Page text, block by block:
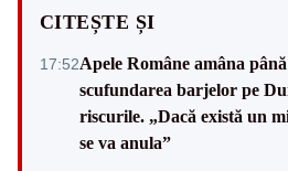
CITEȘTE ȘI
17:52Apele Române amâna
scufundarea barjelor pe
riscurile. „Dacă există un
se va anula”